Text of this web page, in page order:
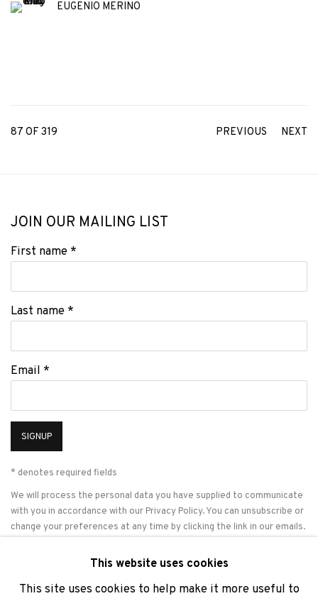
EUGENIO MERINO
PREVIOUS NEXT
87 OF 319
JOIN OUR MAILING LIST
First name *
Last name *
Email *
SIGNUP
* denotes required fields
We will process the personal data you have supplied to communicate
with you in accordance with our Privacy Policy. You can unsubscribe or
change your preferences at any time by clicking the link in our emails.
PRIVACY POLICY COOKIE POLICY MANAGE COOKIES
This website uses cookies
This site uses cookies to help make it more useful to